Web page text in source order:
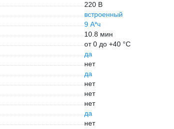
220 В
встроенный
9 А*ч
10.8 мин
от 0 до +40 °С
да
нет
да
нет
нет
нет
да
нет